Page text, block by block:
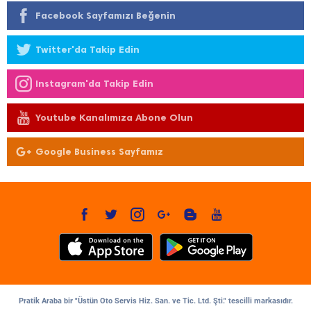
Facebook Sayfamızı Beğenin
Twitter'da Takip Edin
Instagram'da Takip Edin
Youtube Kanalımıza Abone Olun
Google Business Sayfamız
Pratik Araba bir "Üstün Oto Servis Hiz. San. ve Tic. Ltd. Şti." tescilli markasıdır.